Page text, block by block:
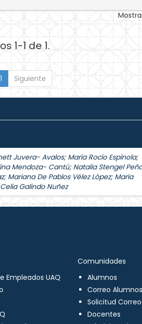
1-1 de 1.
1 Siguiente
Juvera- Avalos; María Rocío Espínola;
Mendoza- Cantú; Natalia Stengel
; Mariana De Pablos Vélez López; María
Galindo Nuñez
Empleados UAQ
Comunidades
Alumnos
Correo
Solicitud Correo
Docentes